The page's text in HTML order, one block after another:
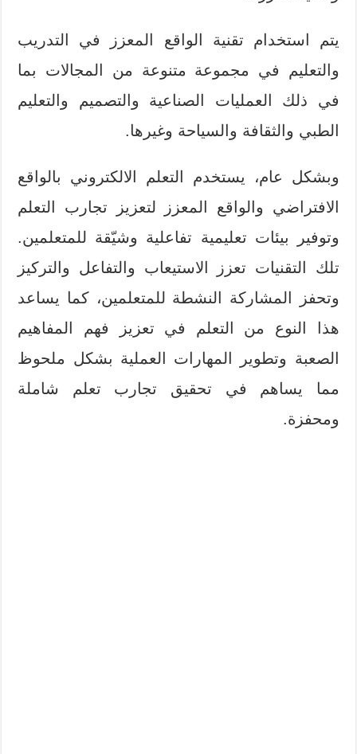
يتم استخدام تقنية الواقع المعزز في التدريب
والتعليم في مجموعة متنوعة من المجالات بما
في ذلك العمليات الصناعية والتصميم والتعليم
الطبي والثقافة والسياحة وغيرها.
وبشكل عام، يستخدم التعلم الالكتروني بالواقع
الافتراضي والواقع المعزز لتعزيز تجارب التعلم
وتوفير بيئات تعليمية تفاعلية وشيّقة للمتعلمين.
تلك التقنيات تعزز الاستيعاب والتفاعل والتركيز
وتحفز المشاركة النشطة للمتعلمين، كما يساعد
هذا النوع من التعلم في تعزيز فهم المفاهيم
الصعبة وتطوير المهارات العملية بشكل ملحوظ
مما يساهم في تحقيق تجارب تعلم شاملة
ومحفزة.